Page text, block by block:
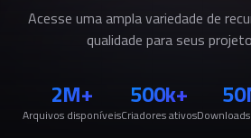
Acesse uma ampla variedade de
qualidade para seus
2M+
Arquivos disponíveis
500k+
Criadores ativos